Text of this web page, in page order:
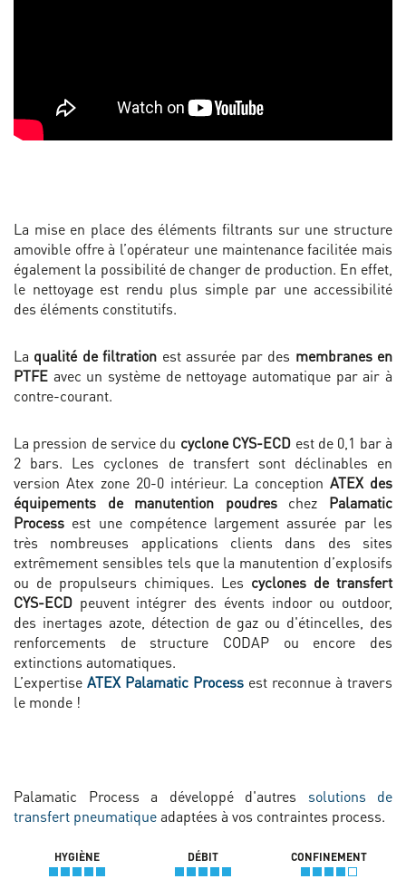
La mise en place des éléments filtrants sur une structure
amovible offre à l’opérateur une maintenance facilitée mais
également la possibilité de changer de production. En effet,
le nettoyage est rendu plus simple par une accessibilité
des éléments constitutifs.
La qualité de filtration est assurée par des membranes en
PTFE avec un système de nettoyage automatique par air à
contre-courant.
La pression de service du cyclone CYS-ECD est de 0,1 bar à
2 bars. Les cyclones de transfert sont déclinables en
version Atex zone 20-0 intérieur. La conceptionATEX des
équipements de manutention poudreschez Palamatic
Process est une compétence largement assurée par les
très nombreuses applications clients dans des sites
extrêmement sensibles tels que la manutention d’explosifs
ou de propulseurs chimiques. Les cyclones de transfert
CYS-ECD peuvent intégrer des évents indoor ou outdoor,
des inertages azote, détection de gaz ou d'étincelles, des
renforcements de structure CODAP ou encore des
extinctions automatiques.
L’expertise ATEX Palamatic Process est reconnue à travers
le monde !
Palamatic Process a développé d'autres solutions de
transfert pneumatiqueadaptées à vos contraintes process.
HYGIÈNE DÉBIT CONFINEMENT